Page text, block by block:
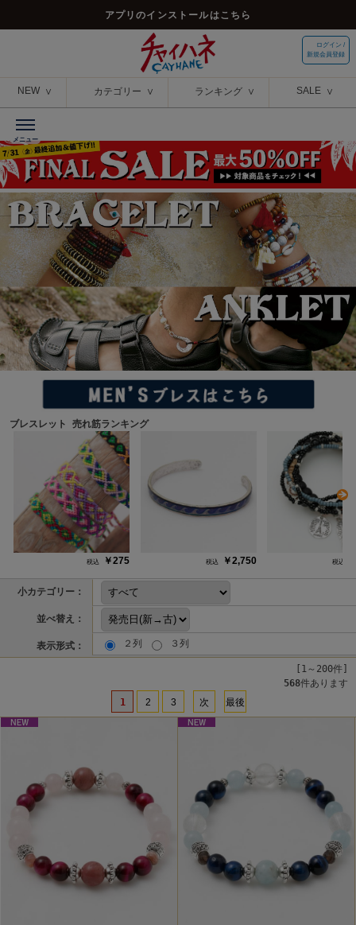
アプリのインストールはこちら
ログイン /
新規会員登録
NEW カテゴリー ランキング SALE
ブレスレット 売れ筋ランキング
￥275 ￥2,750
小カテゴリー：
並べ替え：
表示形式： ２列 ３列
[1～200件]
568件あります
1
2 3 次 最後